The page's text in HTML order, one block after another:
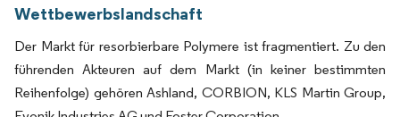
Wettbewerbslandschaft
Der Markt für resorbierbare Polymere ist fragmentiert. Zu den
führenden Akteuren auf dem Markt (in keiner bestimmten
Reihenfolge) gehören Ashland, CORBION, KLS Martin Group,